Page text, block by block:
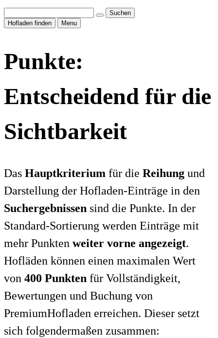
Suchen
Hofladen finden
Menu
Punkte:
Entscheidend für die
Sichtbarkeit
Das Hauptkriterium für die Reihung und
Darstellung der Hofladen-Einträge in den
Suchergebnissen sind die Punkte. In der
Standard-Sortierung werden Einträge mit
mehr Punkten weiter vorne angezeigt.
Hofläden können einen maximalen Wert
von 400 Punkten für Vollständigkeit,
Bewertungen und Buchung von
PremiumHofladen erreichen. Dieser setzt
sich folgendermaßen zusammen: